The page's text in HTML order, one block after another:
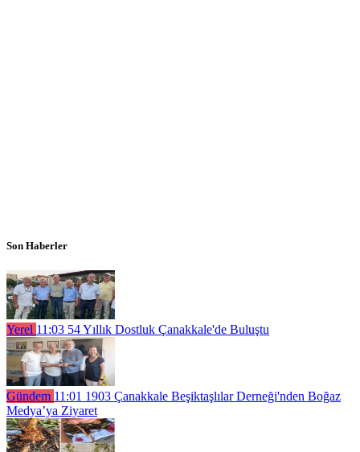
Son Haberler
Yerel 11:03 54 Yıllık Dostluk Çanakkale'de Buluştu
Gündem 11:01 1903 Çanakkale Beşiktaşlılar Derneği'nden Boğaz
Medya’ya Ziyaret